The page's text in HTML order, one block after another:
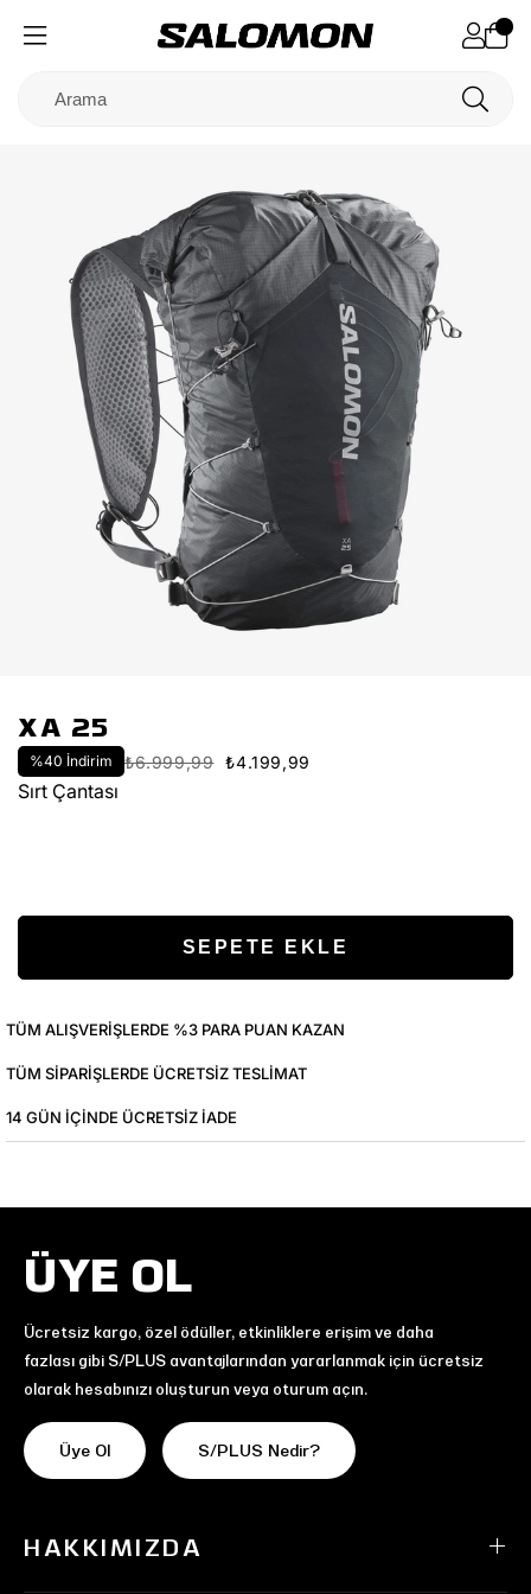
XA 25
%40 İndirim ₺6.999,99 ₺4.199,99
Sırt Çantası
TÜM ALIŞVERIŞLERDE %3 PARA PUAN KAZAN
TÜM SIPARIŞLERDE ÜCRETSIZ TESLIMAT
14 GÜN IÇINDE ÜCRETSIZ IADE
ÜYE OL
Ücretsiz kargo, özel ödüller, etkinliklere erişim ve daha
fazlası gibi S/PLUS avantajlarından yararlanmak için ücretsiz
olarak hesabınızı oluşturun veya oturum açın.
Üye Ol S/PLUS Nedir?
HAKKIMIZDA